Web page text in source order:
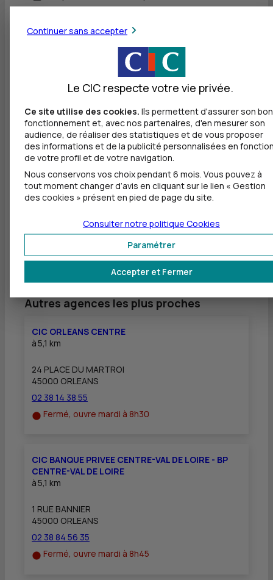
En ce moment dans votre agence
Fermeture exceptionnelle été
Publié le 20/06/2026
Votre Agence est exceptionnellement fermée
01/08/2026, 08/08/2026, 15/08/2026. Vous
pouvez toujours contacter votre conseiller au
Autres agences les plus proches
CIC ORLEANS CENTRE
à5,1 km
24 PLACE DU MARTROI
45000 ORLEANS
02 38 14 38 55
Fermé, ouvre mardi à 8h30
CIC BANQUE PRIVEE CENTRE-VAL DE LOIRE - BP
CENTRE-VAL DE LOIRE
à5,1 km
1 RUE BANNIER
45000 ORLEANS
02 38 84 56 35
Fermé, ouvre mardi à 8h45
Continuer sans accepter
Le CIC respecte votre vie privée.
Ce site utilise des cookies. Ils permettent d'assurer son bon
fonctionnement et, avec nos partenaires, d'en mesurer son
audience, de réaliser des statistiques et de vous proposer
des informations et de la publicité personnalisées en
de votre profil et de votre navigation.
Nous conservons vos choix pendant 6 mois. Vous pouvez à
tout moment changer d’avis en cliquant sur le lien « Gestion
des cookies » présent en pied de page du site.
Accepter et Fermer
Paramétrer
Consulter notre politique Cookies